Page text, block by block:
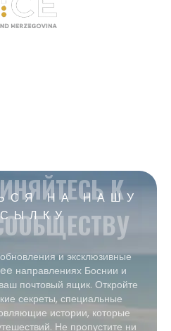
НА НАШУ
К
и эксклюзивные
направлениях Боснии и
почтовый ящик. Откройте
секреты, специальные
истории, которые
Не пропустите ни